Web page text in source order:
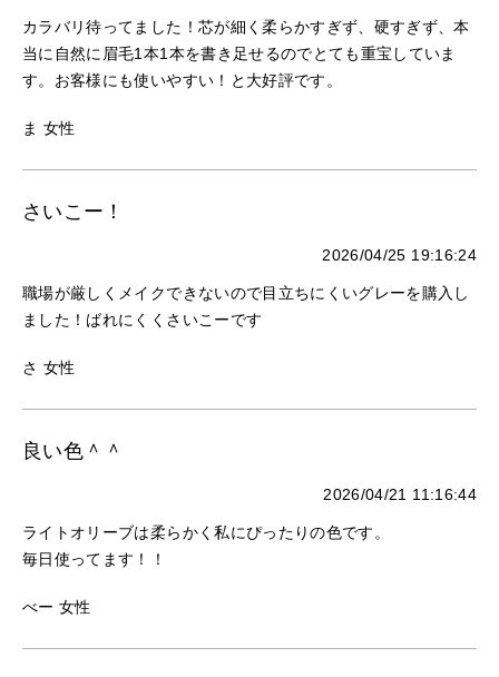
カラバリ待ってました！芯が細く柔らかすぎず、硬すぎず、本
当に自然に眉毛1本1本を書き足せるのでとても重宝していま
す。お客様にも使いやすい！と大好評です。
ま 女性
さいこー！
2026/04/25 19:16:24
職場が厳しくメイクできないので目立ちにくいグレーを購入し
ました！ばれにくくさいこーです
さ 女性
良い色＾＾
2026/04/21 11:16:44
ライトオリーブは柔らかく私にぴったりの色です。
毎日使ってます！！
べー 女性